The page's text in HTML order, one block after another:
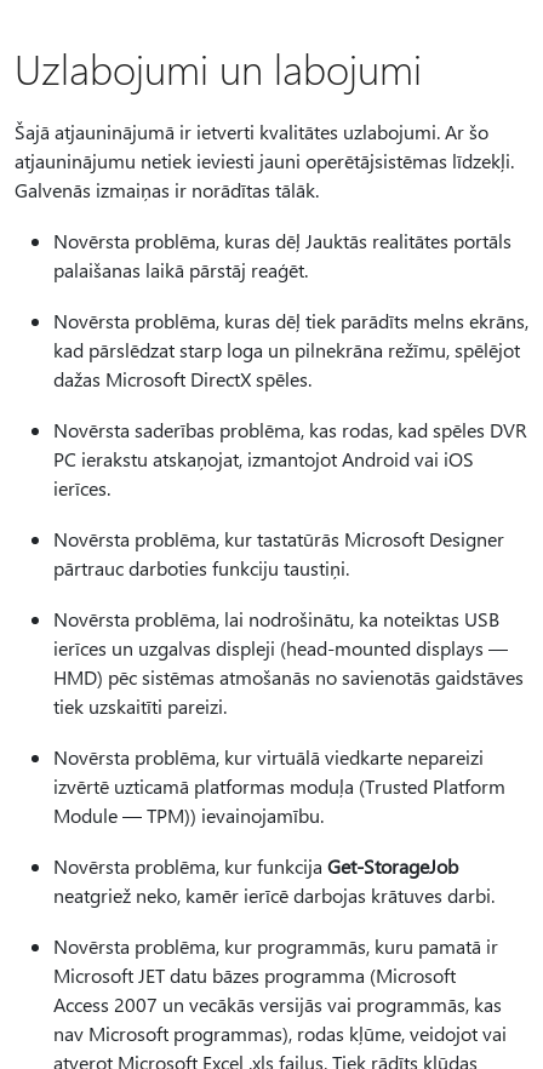
Uzlabojumi un labojumi
Šajā atjauninājumā ir ietverti kvalitātes uzlabojumi. Ar šo
atjauninājumu netiek ieviesti jauni operētājsistēmas līdzekļi.
Galvenās izmaiņas ir norādītas tālāk.
Novērsta problēma, kuras dēļ Jauktās realitātes portāls
palaišanas laikā pārstāj reaģēt.
Novērsta problēma, kuras dēļ tiek parādīts melns ekrāns,
kad pārslēdzat starp loga un pilnekrāna režīmu, spēlējot
dažas Microsoft DirectX spēles.
Novērsta saderības problēma, kas rodas, kad spēles DVR
PC ierakstu atskaņojat, izmantojot Android vai iOS
ierīces.
Novērsta problēma, kur tastatūrās Microsoft Designer
pārtrauc darboties funkciju taustiņi.
Novērsta problēma, lai nodrošinātu, ka noteiktas USB
ierīces un uzgalvas displeji (head-mounted displays —
HMD) pēc sistēmas atmošanās no savienotās gaidstāves
tiek uzskaitīti pareizi.
Novērsta problēma, kur virtuālā viedkarte nepareizi
izvērtē uzticamā platformas moduļa (Trusted Platform
Module — TPM)) ievainojamību.
Novērsta problēma, kur funkcija Get-StorageJob
neatgriež neko, kamēr ierīcē darbojas krātuves darbi.
Novērsta problēma, kur programmās, kuru pamatā ir
Microsoft JET datu bāzes programma (Microsoft
Access 2007 un vecākās versijās vai programmās, kas
nav Microsoft programmas), rodas kļūme, veidojot vai
atverot Microsoft Excel .xls failus. Tiek rādīts kļūdas